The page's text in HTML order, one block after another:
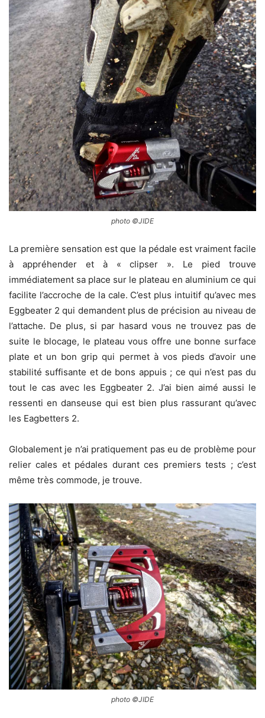
photo ©JIDE
La première sensation est que la pédale est vraiment facile
à appréhender et à « clipser ». Le pied trouve
immédiatement sa place sur le plateau en aluminium ce qui
facilite l’accroche de la cale. C’est plus intuitif qu’avec mes
Eggbeater 2 qui demandent plus de précision au niveau de
l’attache. De plus, si par hasard vous ne trouvez pas de
suite le blocage, le plateau vous offre une bonne surface
plate et un bon grip qui permet à vos pieds d’avoir une
stabilité suffisante et de bons appuis ; ce qui n’est pas du
tout le cas avec les Eggbeater 2. J’ai bien aimé aussi le
ressenti en danseuse qui est bien plus rassurant qu’avec
les Eagbetters 2.
Globalement je n’ai pratiquement pas eu de problème pour
relier cales et pédales durant ces premiers tests ; c’est
même très commode, je trouve.
photo ©JIDE